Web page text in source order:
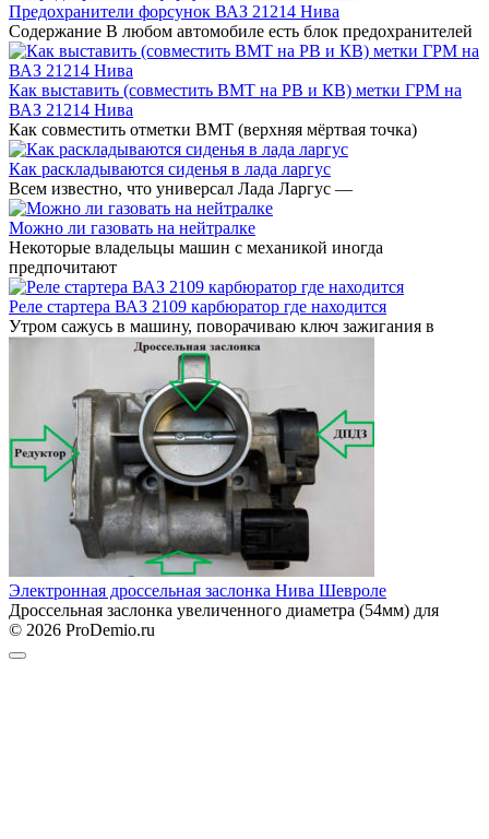
Предохранители форсунок ВАЗ 21214 Нива
Содержание В любом автомобиле есть блок предохранителей
Как выставить (совместить ВМТ на РВ и КВ) метки ГРМ на
ВАЗ 21214 Нива
Как совместить отметки ВМТ (верхняя мёртвая точка)
Как раскладываются сиденья в лада ларгус
Всем известно, что универсал Лада Ларгус —
Можно ли газовать на нейтралке
Некоторые владельцы машин с механикой иногда
предпочитают
Реле стартера ВАЗ 2109 карбюратор где находится
Утром сажусь в машину, поворачиваю ключ зажигания в
Электронная дроссельная заслонка Нива Шевроле
Дроссельная заслонка увеличенного диаметра (54мм) для
© 2026 ProDemio.ru